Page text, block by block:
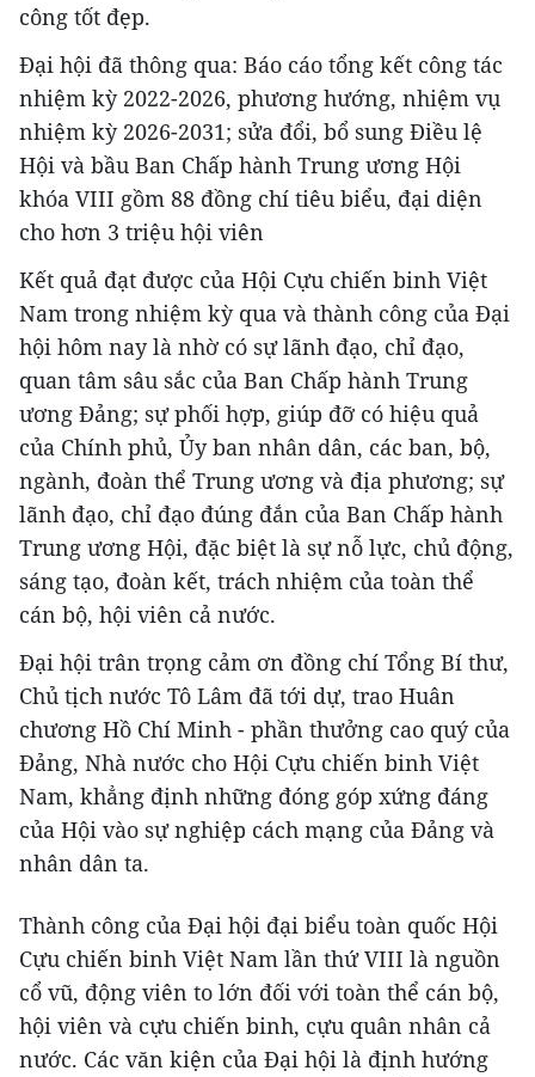
công tốt đẹp.
Đại hội đã thông qua: Báo cáo tổng kết công tác
nhiệm kỳ 2022-2026, phương hướng, nhiệm vụ
nhiệm kỳ 2026-2031; sửa đổi, bổ sung Điều lệ
Hội và bầu Ban Chấp hành Trung ương Hội
khóa VIII gồm 88 đồng chí tiêu biểu, đại diện
cho hơn 3 triệu hội viên
Kết quả đạt được của Hội Cựu chiến binh Việt
Nam trong nhiệm kỳ qua và thành công của Đại
hội hôm nay là nhờ có sự lãnh đạo, chỉ đạo,
quan tâm sâu sắc của Ban Chấp hành Trung
ương Đảng; sự phối hợp, giúp đỡ có hiệu quả
của Chính phủ, Ủy ban nhân dân, các ban, bộ,
ngành, đoàn thể Trung ương và địa phương; sự
lãnh đạo, chỉ đạo đúng đắn của Ban Chấp hành
Trung ương Hội, đặc biệt là sự nỗ lực, chủ động,
sáng tạo, đoàn kết, trách nhiệm của toàn thể
cán bộ, hội viên cả nước.
Đại hội trân trọng cảm ơn đồng chí Tổng Bí thư,
Chủ tịch nước Tô Lâm đã tới dự, trao Huân
chương Hồ Chí Minh - phần thưởng cao quý của
Đảng, Nhà nước cho Hội Cựu chiến binh Việt
Nam, khẳng định những đóng góp xứng đáng
của Hội vào sự nghiệp cách mạng của Đảng và
nhân dân ta.
Thành công của Đại hội đại biểu toàn quốc Hội
Cựu chiến binh Việt Nam lần thứ VIII là nguồn
cổ vũ, động viên to lớn đối với toàn thể cán bộ,
hội viên và cựu chiến binh, cựu quân nhân cả
nước. Các văn kiện của Đại hội là định hướng